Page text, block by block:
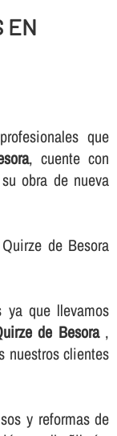
EN
que
, cuente con
obra de nueva
de Besora
ya que llevamos
de Besora,
nuestros clientes
y reformas de